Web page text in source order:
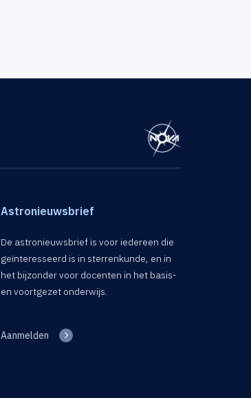
Astronieuwsbrief
De astronieuwsbrief is voor iedereen die
geïnteresseerd is in sterrenkunde, en in
het bijzonder voor docenten in het basis-
en voortgezet onderwijs.
Aanmelden